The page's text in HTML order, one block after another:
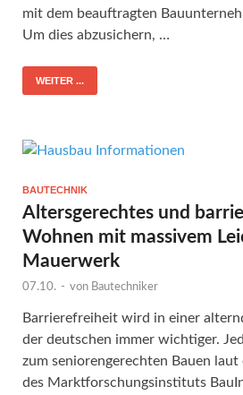
mit dem beauftragten
Um dies abzusichern, …
WEITER ...
BAUTECHNIK
Altersgerechtes und
Wohnen mit massivem
Mauerwerk
07.10. - von Bautechniker
Barrierefreiheit wird in einer
der deutschen immer wichtiger.
zum seniorengerechten Bauen
des Marktforschungsinstituts